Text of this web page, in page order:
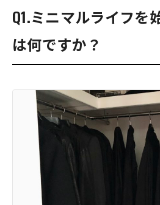
Q1.ミニマルライフを
は何ですか？